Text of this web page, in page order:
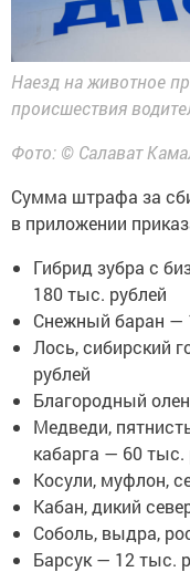
Наезд на животное
происшествия
Фото: © Салават
Сумма штрафа за
в приложении
Гибрид зубра с
180 тыс. рублей
Снежный баран —
Лось, сибирский
рублей
Благородный
Медведи,
кабарга — 60 тыс.
Косули, муфлон,
Кабан, дикий
Соболь, выдра,
Барсук — 12 тыс.